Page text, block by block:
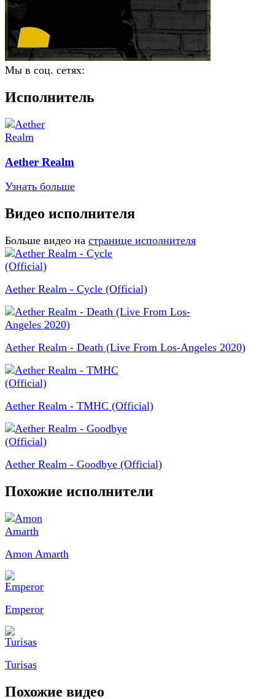
Мы в соц. сетях:
Исполнитель
Aether Realm
Узнать больше
Видео исполнителя
Больше видео на странице исполнителя
Aether Realm - Cycle (Official)
Aether Realm - Death (Live From Los-Angeles 2020)
Aether Realm - TMHC (Official)
Aether Realm - Goodbye (Official)
Похожие исполнители
Amon Amarth
Emperor
Turisas
Похожие видео